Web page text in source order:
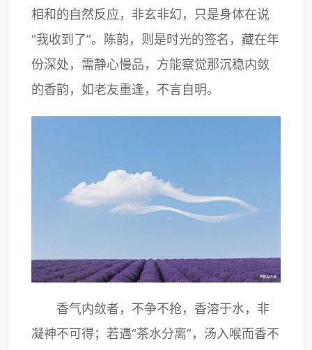
相和的自然反应，非玄非幻，只是身体在说
“我收到了”。陈韵，则是时光的签名，藏在年
份深处，需静心慢品，方能察觉那沉稳内敛
的香韵，如老友重逢，不言自明。
香气内敛者，不争不抢，香溶于水，非
凝神不可得；若遇“茶水分离”，汤入喉而香不